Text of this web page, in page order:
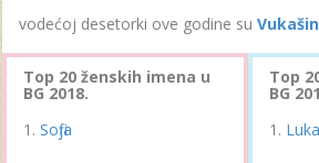
vodećoj desetorki ove godine su Vukašin
Top 20 ženskih imena u
BG 2018.
Sofija
Top
BG
Luka